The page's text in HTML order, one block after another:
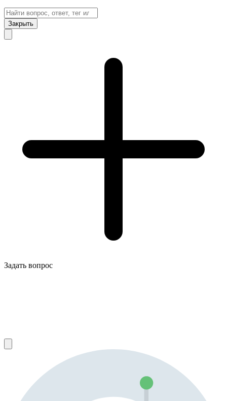
Закрыть
Задать вопрос